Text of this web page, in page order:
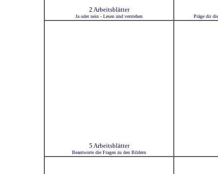
2 Arbeitsblätter
Ja oder nein - Lesen und verstehen Präge dir
5 Arbeitsblätter
Beantworte die Fragen zu den Bildern